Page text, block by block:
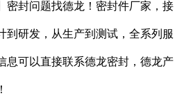
密封问题找德龙！密封件厂家，接
到研发，从生产到测试，全系列服
息可以直接联系德龙密封，德龙产